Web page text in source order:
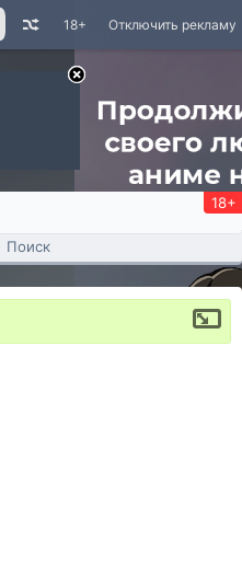
Отключить рекламу
18+
18+
Поиск